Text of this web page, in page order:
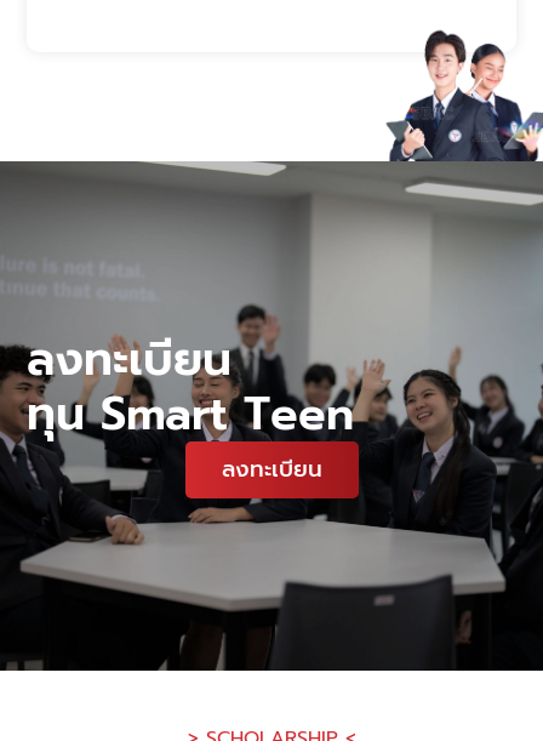
ลงทะเบียน
ทุน Smart Teen
ลงทะเบียน